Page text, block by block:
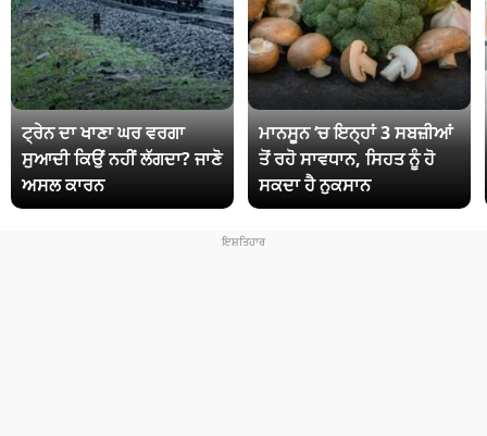
ਟ੍ਰੇਨ ਦਾ ਖਾਣਾ ਘਰ ਵਰਗਾ
ਸੁਆਦੀ ਕਿਉਂ ਨਹੀਂ ਲੱਗਦਾ? ਜਾਣੋ
ਅਸਲ ਕਾਰਨ
ਮਾਨਸੂਨ ‘ਚ ਇਨ੍ਹਾਂ 3 ਸਬਜ਼ੀਆਂ
ਤੋਂ ਰਹੋ ਸਾਵਧਾਨ, ਸਿਹਤ ਨੂੰ ਹੋ
ਸਕਦਾ ਹੈ ਨੁਕਸਾਨ